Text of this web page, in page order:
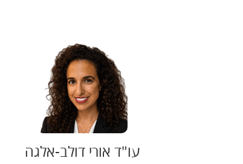
עו"ד אורי דולב-אלגה